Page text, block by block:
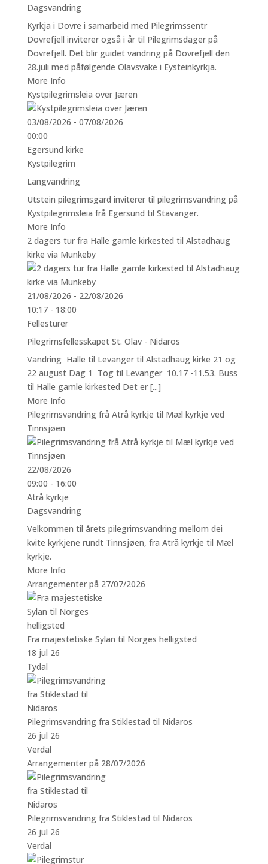
Dagsvandring
Kyrkja i Dovre i samarbeid med Pilegrimssentr
Dovrefjell inviterer også i år til Pilegrimsdager på
Dovrefjell. Det blir guidet vandring på Dovrefjell den
28.juli med påfølgende Olavsvake i Eysteinkyrkja.
More Info
Kystpilegrimsleia over Jæren
03/08/2026 - 07/08/2026
00:00
Egersund kirke
Kystpilegrim
Langvandring
Utstein pilegrimsgard inviterer til pilegrimsvandring på
Kystpilegrimsleia frå Egersund til Stavanger.
More Info
2 dagers tur fra Halle gamle kirkested til Alstadhaug
kirke via Munkeby
21/08/2026 - 22/08/2026
10:17 - 18:00
Fellesturer
Pilegrimsfellesskapet St. Olav - Nidaros
Vandring Halle til Levanger til Alstadhaug kirke 21 og
22 august Dag 1 Tog til Levanger 10.17 -11.53. Buss
til Halle gamle kirkested Det er [...]
More Info
Pilegrimsvandring frå Atrå kyrkje til Mæl kyrkje ved
Tinnsjøen
22/08/2026
09:00 - 16:00
Atrå kyrkje
Dagsvandring
Velkommen til årets pilegrimsvandring mellom dei
kvite kyrkjene rundt Tinnsjøen, fra Atrå kyrkje til Mæl
kyrkje.
More Info
Arrangementer på 27/07/2026
Fra majestetiske Sylan til Norges helligsted
18 jul 26
Tydal
Pilegrimsvandring fra Stiklestad til Nidaros
26 jul 26
Verdal
Arrangementer på 28/07/2026
Pilegrimsvandring fra Stiklestad til Nidaros
26 jul 26
Verdal